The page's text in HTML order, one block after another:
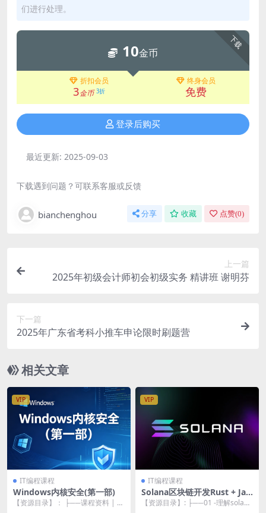
们进行处理。
下载
10金币
折扣会员
3金币 3折
终身会员
免费
登录后购买
最近更新: 2025-09-03
下载遇到问题？可联系客服或反馈
bianchenghou 分享 收藏 点赞(0)
上一篇
2025年初级会计师初会初级实务 精讲班 谢明芬
下一篇
2025年广东省考科小推车申论限时刷题营
相关文章
VIP
IT编程课程
Windows内核安全(第一部)
【资源目录】： ├──课程资料 | └
VIP
IT编程课程
Solana区块链开发Rust + Jav
aScript
【资源目录】: ├──01 -理解solana